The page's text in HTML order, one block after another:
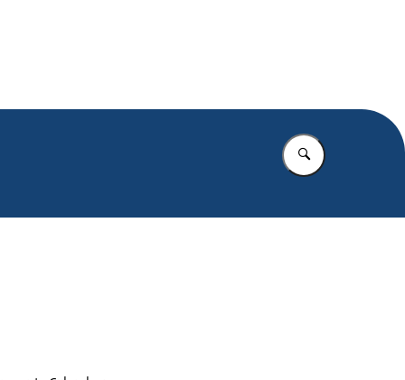
Vul in wat u